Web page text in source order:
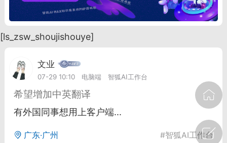
[ls_zsw_shoujishouye]
文业
07-29 10:10 电脑端 智狐AI工作台
希望增加中英翻译
有外国同事想用上客户端...
广东·广州 #智狐AI工作台